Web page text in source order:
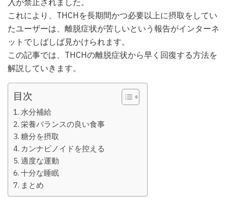
これにより、THCHを長期間かつ必要以上に摂取をしてい
たユーザーは、離脱症状が苦しいという報告がインターネ
ットでしばしば見かけられます。
この記事では、THCHの離脱症状から早く回復する方法を
解説していきます。
目次
水分補給
栄養バランスの良い食事
糖分を摂取
カンナビノイドを控える
適度な運動
十分な睡眠
まとめ